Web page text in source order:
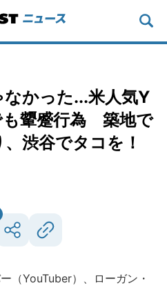
かった...米人気Y
顰蹙行為 築地で
渋谷でタコを！
（YouTuber）、ローガン・